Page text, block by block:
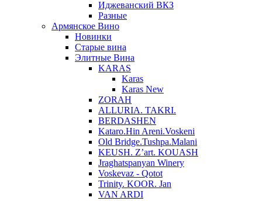
Иджеванский ВКЗ
Разные
Армянское Вино
Новинки
Старые вина
Элитные Вина
KARAS
Karas
Karas New
ZORAH
ALLURIA. TAKRI.
BERDASHEN
Kataro.Hin Areni.Voskeni
Old Bridge.Tushpa.Malani
KEUSH. Z’art. KOUASH
Jraghatspanyan Winery
Voskevaz - Qotot
Trinity. KOOR. Jan
VAN ARDI